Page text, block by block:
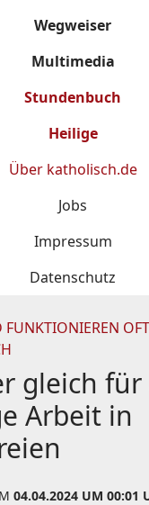
Wegweiser
Multimedia
Stundenbuch
Heilige
Über katholisch.de
Jobs
Impressum
Datenschutz
OFT
gleich für
Arbeit in
04.04.2024 UM 00:01